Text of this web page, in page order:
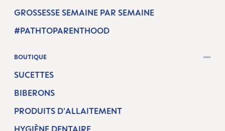
GROSSESSE SEMAINE PAR SEMAINE
#PATHTOPARENTHOOD
BOUTIQUE
SUCETTES
BIBERONS
PRODUITS D'ALLAITEMENT
HYGIÈNE DENTAIRE